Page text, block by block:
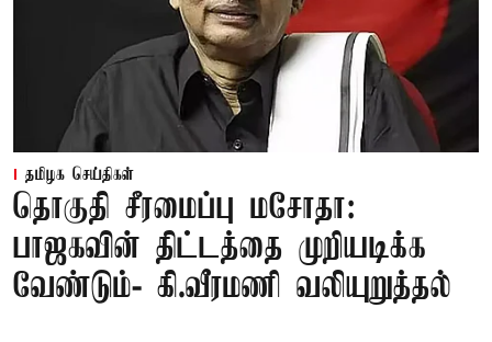
தமிழக செய்திகள்
தொகுதி சீரமைப்பு மசோதா:
பாஜகவின் திட்டத்தை முறியடிக்க
வேண்டும்- கி.வீரமணி வலியுறுத்தல்